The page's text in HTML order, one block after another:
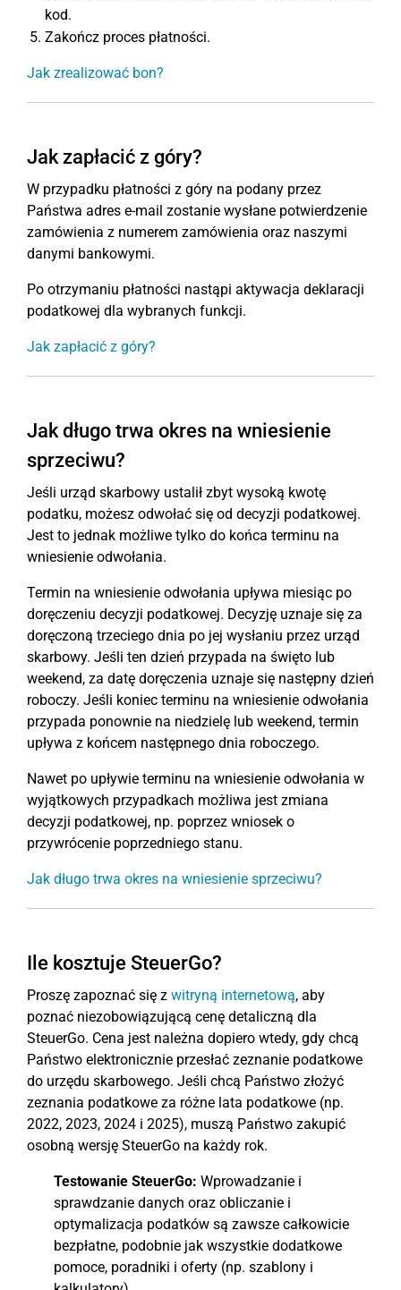
kod.
Zakończ proces płatności.
Jak zrealizować bon?
Jak zapłacić z góry?
W przypadku płatności z góry na podany przez
Państwa adres e-mail zostanie wysłane potwierdzenie
zamówienia z numerem zamówienia oraz naszymi
danymi bankowymi.
Po otrzymaniu płatności nastąpi aktywacja deklaracji
podatkowej dla wybranych funkcji.
Jak zapłacić z góry?
Jak długo trwa okres na wniesienie
sprzeciwu?
Jeśli urząd skarbowy ustalił zbyt wysoką kwotę
podatku, możesz odwołać się od decyzji podatkowej.
Jest to jednak możliwe tylko do końca terminu na
wniesienie odwołania.
Termin na wniesienie odwołania upływa miesiąc po
doręczeniu decyzji podatkowej. Decyzję uznaje się za
doręczoną trzeciego dnia po jej wysłaniu przez urząd
skarbowy. Jeśli ten dzień przypada na święto lub
weekend, za datę doręczenia uznaje się następny dzień
roboczy. Jeśli koniec terminu na wniesienie odwołania
przypada ponownie na niedzielę lub weekend, termin
upływa z końcem następnego dnia roboczego.
Nawet po upływie terminu na wniesienie odwołania w
wyjątkowych przypadkach możliwa jest zmiana
decyzji podatkowej, np. poprzez wniosek o
przywrócenie poprzedniego stanu.
Jak długo trwa okres na wniesienie sprzeciwu?
Ile kosztuje SteuerGo?
Proszę zapoznać się z witryną internetową, aby
poznać niezobowiązującą cenę detaliczną dla
SteuerGo. Cena jest należna dopiero wtedy, gdy chcą
Państwo elektronicznie przesłać zeznanie podatkowe
do urzędu skarbowego. Jeśli chcą Państwo złożyć
zeznania podatkowe za różne lata podatkowe (np.
2022, 2023, 2024 i 2025), muszą Państwo zakupić
osobną wersję SteuerGo na każdy rok.
Testowanie SteuerGo: Wprowadzanie i
sprawdzanie danych oraz obliczanie i
optymalizacja podatków są zawsze całkowicie
bezpłatne, podobnie jak wszystkie dodatkowe
pomoce, poradniki i oferty (np. szablony i